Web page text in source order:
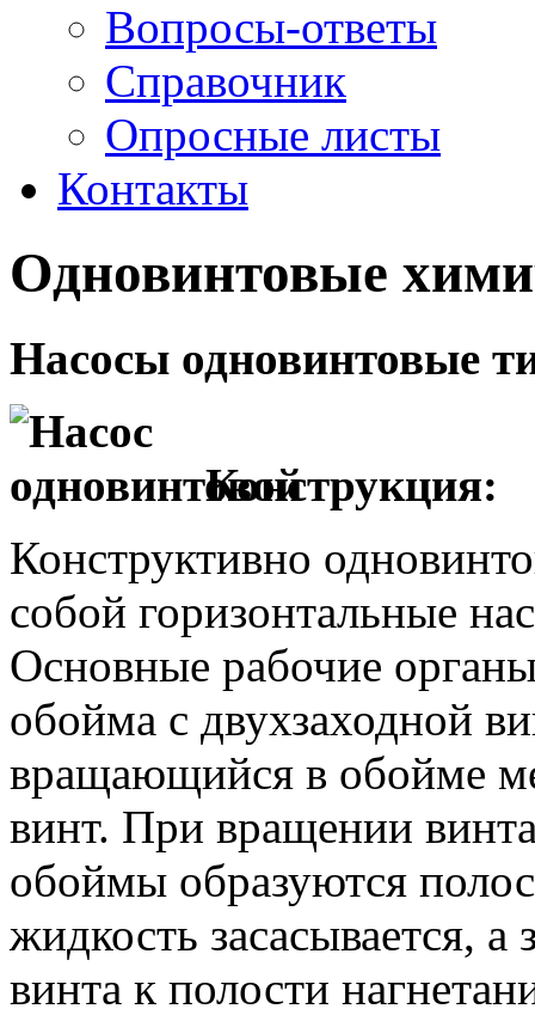
Вопросы-ответы
Справочник
Опросные листы
Контакты
Одновинтовые
Насосы одновинтовые
Конструкция:
Конструктивно
собой горизонтальные
Основные рабочие
обойма с двухзаходной
вращающийся в обойме
винт. При вращении
обоймы образуются
жидкость засасывается,
винта к полости